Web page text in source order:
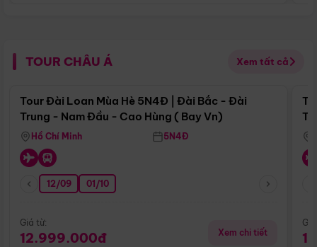
TOUR CHÂU Á Xem tất cả
Điểm nổi bật
Tour Đài Loan Mùa Hè 5N4Đ | Đài Bắc - Đài
Trung - Nam Đầu - Cao Hùng ( Bay Vn)
Hồ Chí Minh 5N4Đ
12/09 01/10
Giá từ:
12.999.000đ Xem chi tiết